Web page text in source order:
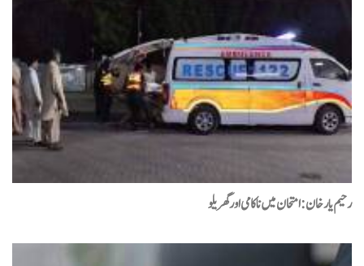
رحیم یارخان :امتحان میں نا کامی اور گھریلو